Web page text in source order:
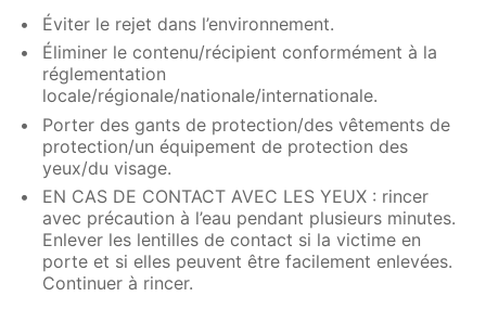
Éviter le rejet dans l’environnement.
Éliminer le contenu/récipient conformément à la
réglementation
locale/régionale/nationale/internationale.
Porter des gants de protection/des vêtements de
protection/un équipement de protection des
yeux/du visage.
EN CAS DE CONTACT AVEC LES YEUX : rincer
avec précaution à l’eau pendant plusieurs minutes.
Enlever les lentilles de contact si la victime en
porte et si elles peuvent être facilement enlevées.
Continuer à rincer.